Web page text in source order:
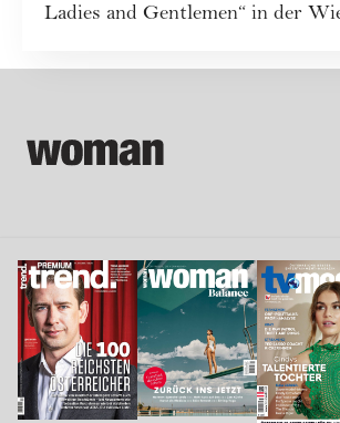
Ladies and Gentlemen“ in der